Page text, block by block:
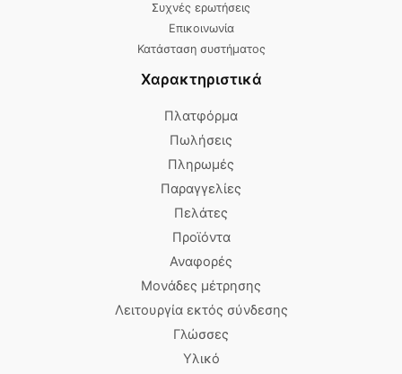
Συχνές ερωτήσεις
Επικοινωνία
Κατάσταση συστήματος
Χαρακτηριστικά
Πλατφόρμα
Πωλήσεις
Πληρωμές
Παραγγελίες
Πελάτες
Προϊόντα
Αναφορές
Μονάδες μέτρησης
Λειτουργία εκτός σύνδεσης
Γλώσσες
Υλικό